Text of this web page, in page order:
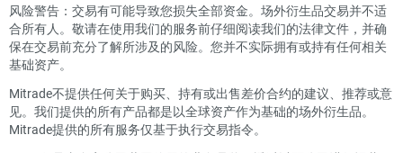
风险警告：交易有可能导致您损失全部资金。场外衍生品交易并不适
合所有人。敬请在使用我们的服务前仔细阅读我们的法律文件，并确
保在交易前充分了解所涉及的风险。您并不实际拥有或持有任何相关
基础资产。
Mitrade不提供任何关于购买、持有或出售差价合约的建议、推荐或意
见。我们提供的所有产品都是以全球资产作为基础的场外衍生品。
Mitrade提供的所有服务仅基于执行交易指令。